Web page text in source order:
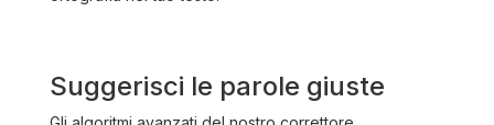
Suggerisci le parole giuste